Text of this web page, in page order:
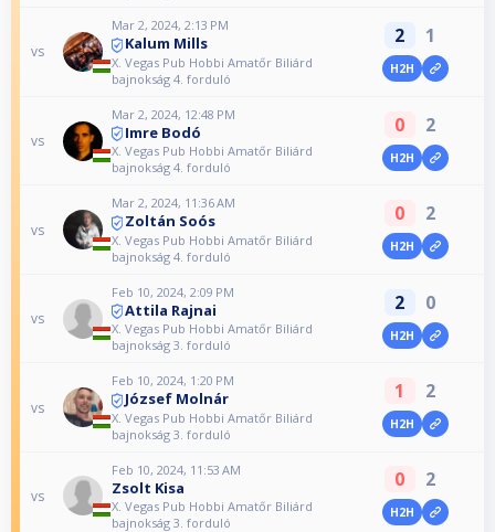
vs
Mar 2, 2024, 2:13 PM
Kalum Mills
X. Vegas Pub Hobbi Amatőr Biliárd
bajnokság 4. forduló
2 1
H2H
vs
Mar 2, 2024, 12:48 PM
Imre Bodó
X. Vegas Pub Hobbi Amatőr Biliárd
bajnokság 4. forduló
0 2
H2H
vs
Mar 2, 2024, 11:36 AM
Zoltán Soós
X. Vegas Pub Hobbi Amatőr Biliárd
bajnokság 4. forduló
0 2
H2H
vs
Feb 10, 2024, 2:09 PM
Attila Rajnai
X. Vegas Pub Hobbi Amatőr Biliárd
bajnokság 3. forduló
2 0
H2H
vs
Feb 10, 2024, 1:20 PM
József Molnár
X. Vegas Pub Hobbi Amatőr Biliárd
bajnokság 3. forduló
1 2
H2H
vs
Feb 10, 2024, 11:53 AM
Zsolt Kisa
X. Vegas Pub Hobbi Amatőr Biliárd
bajnokság 3. forduló
0 2
H2H